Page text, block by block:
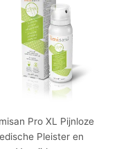
Pro XL Pijnloze
Pleister en